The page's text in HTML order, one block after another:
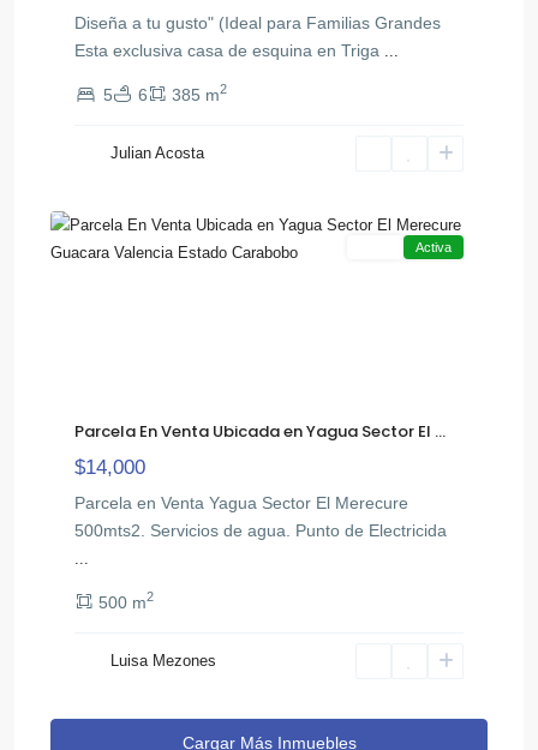
Diseña a tu gusto" (Ideal para Familias Grandes ‎
‎Esta exclusiva casa de esquina en Triga
5 6 385 m2
Julian Acosta
Yagua,
Activa
Parcela En Venta Ubicada en Yagua Sector El ...
$14,000
Parcela en Venta Yagua Sector El Merecure
500mts2. Servicios de agua. Punto de Electricida
500 m2
Luisa Mezones
Cargar Más Inmuebles